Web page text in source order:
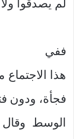
لم يصدقوا
ففي
هذا
فجأة، ودون
الوسط